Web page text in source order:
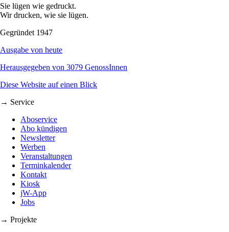
Sie lügen wie gedruckt.
Wir drucken, wie sie lügen.
Gegründet 1947
Ausgabe von heute
Herausgegeben von 3079 GenossInnen
Diese Website auf einen Blick
→ Service
Aboservice
Abo kündigen
Newsletter
Werben
Veranstaltungen
Terminkalender
Kontakt
Kiosk
jW-App
Jobs
→ Projekte